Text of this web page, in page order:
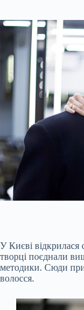
У Києві
творці поєднали
методики. Сюди
волосся.